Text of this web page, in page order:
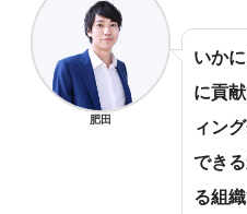
肥田
いか
に貢
ィン
でき
る組